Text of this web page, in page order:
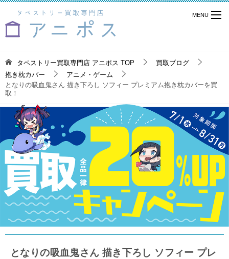
タペストリー買取専門店 アニポス TOP
買取ブログ
抱き枕カバー
アニメ・ゲーム
となりの吸血鬼さん 描き下ろし ソフィー プレミアム抱き枕カバーを買
取！
となりの吸血鬼さん 描き下ろし ソフィー プレ